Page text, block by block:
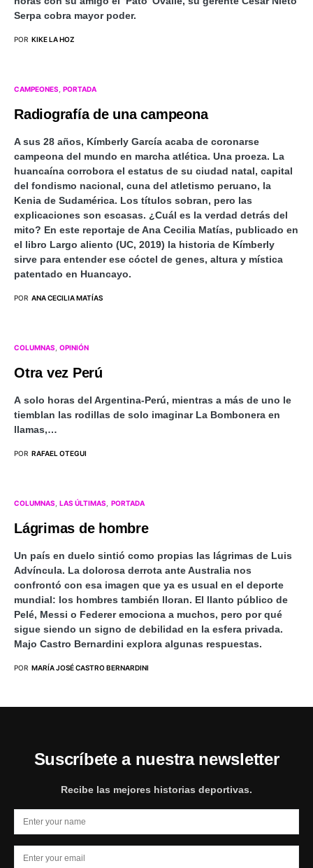
Serpa cobra mayor poder.
POR KIKE LA HOZ
CAMPEONES PORTADA
Radiografía de una campeona
A sus 28 años, Kímberly García acaba de coronarse
campeona del mundo en marcha atlética. Una proeza. La
huancaína corrobora el estatus de su ciudad natal, capital
del fondismo nacional, cuna del atletismo peruano, la
Kenia de Sudamérica. Los títulos sobran, pero las
explicaciones son escasas. ¿Cuál es la verdad detrás del
mito? En este reportaje de Ana Cecilia Matías, publicado en
el libro Largo aliento (UC, 2019) la historia de Kímberly
sirve para entender ese cóctel de genes, altura y mística
patentado en Huancayo.
POR ANA CECILIA MATÍAS
COLUMNAS OPINIÓN
Otra vez Perú
A solo horas del Argentina-Perú, mientras a más de uno le
tiemblan las rodillas de solo imaginar La Bombonera en
llamas,…
POR RAFAEL OTEGUI
COLUMNAS LAS ÚLTIMAS PORTADA
Lágrimas de hombre
Un país en duelo sintió como propias las lágrimas de Luis
Advíncula. La dolorosa derrota ante Australia nos
confrontó con esa imagen que ya es usual en el deporte
mundial: los hombres también lloran. El llanto público de
Pelé, Messi o Federer emociona a muchos, pero por qué
sigue siendo un signo de debilidad en la esfera privada.
Majo Castro Bernardini explora algunas respuestas.
POR MARÍA JOSÉ CASTRO BERNARDINI
Suscríbete a nuestra newsletter
Recibe las mejores historias deportivas.